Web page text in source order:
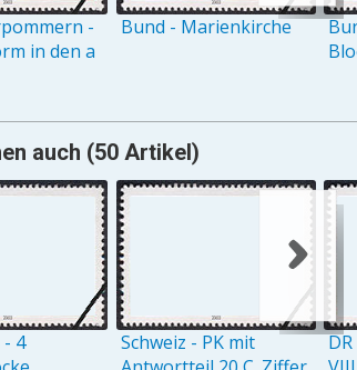
-
in den a
Bund - Marienkirche
auch (50 Artikel)
4
Schweiz - PK mit